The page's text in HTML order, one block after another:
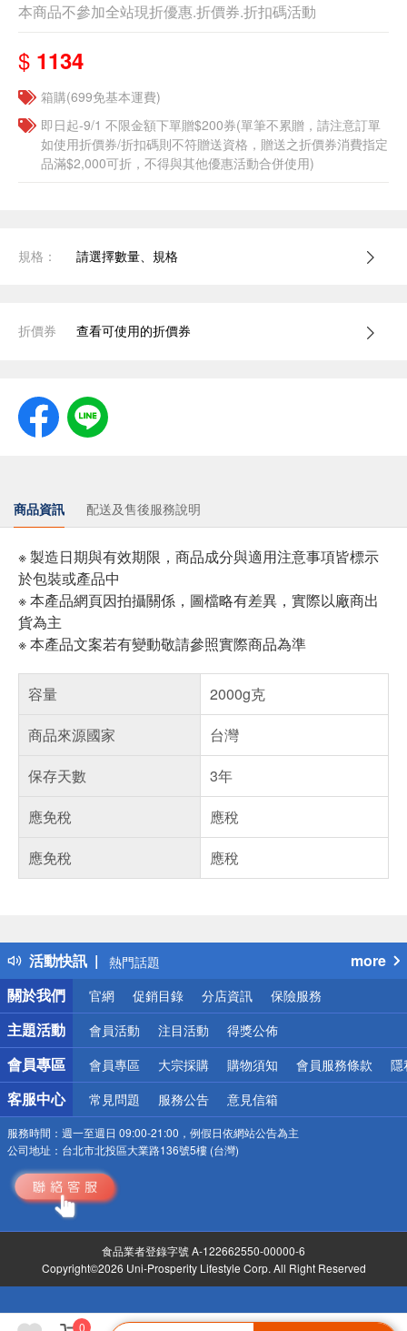
本商品不參加全站現折優惠.折價券.折扣碼活動
$ 1134
箱購(699免基本運費)
即日起-9/1 不限金額下單贈$200券(單筆不累贈，請注意訂單
如使用折價券/折扣碼則不符贈送資格，贈送之折價券消費指定
品滿$2,000可折，不得與其他優惠活動合併使用)
0
規格： 請選擇數量、規格
折價券 查看可使用的折價券
商品資訊 配送及售後服務說明
※ 製造日期與有效期限，商品成分與適用注意事項皆標示
於包裝或產品中
※ 本產品網頁因拍攝關係，圖檔略有差異，實際以廠商出
貨為主
※ 本產品文案若有變動敬請參照實際商品為準
容量
2000g克
商品來源國家
台灣
保存天數
3年
應免稅
應稅
應免稅
應稅
活動快訊
得獎公告
熱門話題
銀行優惠
偏遠地區配送
詐騙網頁！請小心！
more
關於我們
官網 促銷目錄 分店資訊 保險服務
主題活動 會員活動 注目活動 得獎公佈
會員專區 會員專區 大宗採購 購物須知 會員服務條款 隱
客服中心 常見問題 服務公告 意見信箱
服務時間： 週一至週日 09:00-21:00，例假日依網站公告為主
公司地址： 台北市北投區大業路136號5樓 (台灣)
食品業者登錄字號 A-122662550-00000-6
Copyright©2026 Uni-Prosperity Lifestyle Corp. All Right Reserved